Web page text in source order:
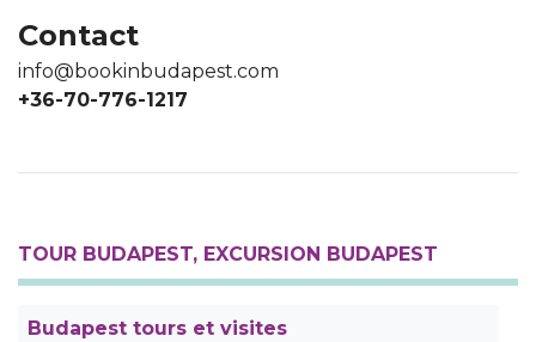
Contact
info@bookinbudapest.com
+36-70-776-1217
TOUR BUDAPEST, EXCURSION BUDAPEST
Budapest tours et visites